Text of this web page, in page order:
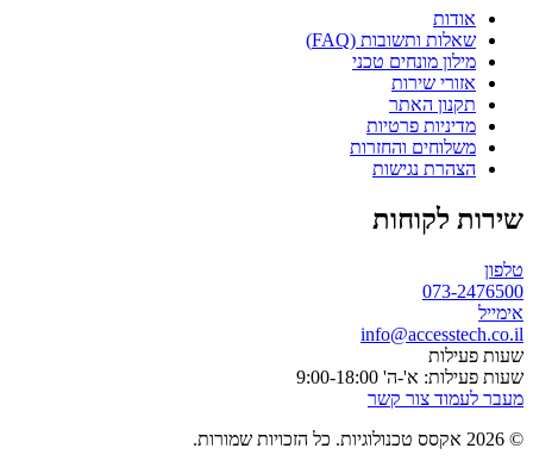
אודות
שאלות ותשובות (FAQ)
מילון מונחים טכני
אזורי שירות
תקנון האתר
מדיניות פרטיות
משלוחים והחזרות
הצהרת נגישות
שירות לקוחות
טלפון
073-2476500
אימייל
info@accesstech.co.il
שעות פעילות
שעות פעילות: א'-ה' 9:00-18:00
מעבר לעמוד צור קשר
© 2026 אקסס טכנולוגיות. כל הזכויות שמורות.